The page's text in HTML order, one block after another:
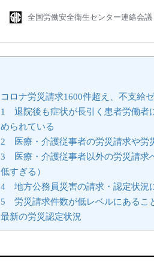
コロナ労災請求1600件超え、不支給
1 退院後も症状が長引く患者労働者
められている
2 医療・介護従事者の労災請求や労
3 医療・介護従事者以外の労災請求
低すぎる）
4 地方公務員災害の請求・認定状況
5 労災請求件数が低レベルにあるこ
最新の労災認定状況